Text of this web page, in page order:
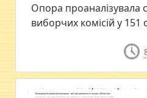
​Опора проаналізувала
виборчих комісій у 151